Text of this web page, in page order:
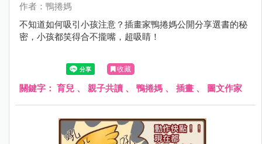
作者：鴨捲媽
不知道如何吸引小孩注意？插畫家鴨捲媽公開分享選書的秘
密，小孩都笑得合不攏嘴，超吸睛！
收藏
關鍵字： 育兒 、 親子共讀 、 鴨捲媽 、 插畫 、 圖文作家